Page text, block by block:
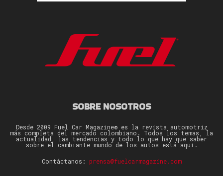
SOBRE NOSOTROS
Desde 2009 Fuel Car Magazine® es la revista automotriz
más completa del mercado colombiano. Todos los temas, la
actualidad, las tendencias y todo lo que hay que saber
sobre el cambiante mundo de los autos está aquí.
Contáctanos: prensa@fuelcarmagazine.com